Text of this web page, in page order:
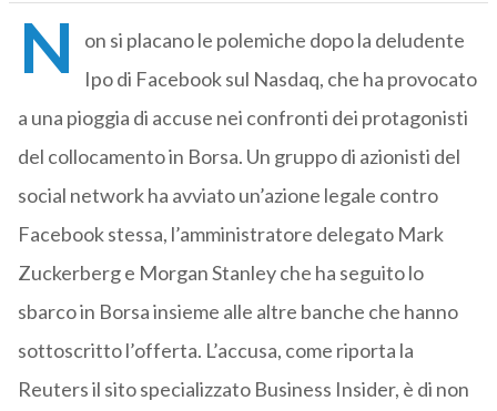
N
on si placano le polemiche dopo la deludente
Ipo di Facebook sul Nasdaq, che ha provocato
a una pioggia di accuse nei confronti dei protagonisti
del collocamento in Borsa. Un gruppo di azionisti del
social network ha avviato un’azione legale contro
Facebook stessa, l’amministratore delegato Mark
Zuckerberg e Morgan Stanley che ha seguito lo
sbarco in Borsa insieme alle altre banche che hanno
sottoscritto l’offerta. L’accusa, come riporta la
Reuters il sito specializzato Business Insider, è di non